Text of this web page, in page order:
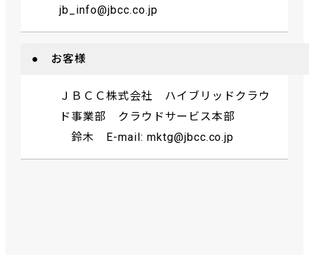
jb_info@jbcc.co.jp
● お客様
ＪＢＣＣ株式会社 ハイブリッドクラウ
ド事業部 クラウドサービス本部
鈴木 E-mail: mktg@jbcc.co.jp